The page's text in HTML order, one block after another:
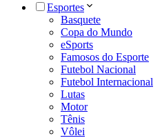
Esportes
Basquete
Copa do Mundo
eSports
Famosos do Esporte
Futebol Nacional
Futebol Internacional
Lutas
Motor
Tênis
Vôlei